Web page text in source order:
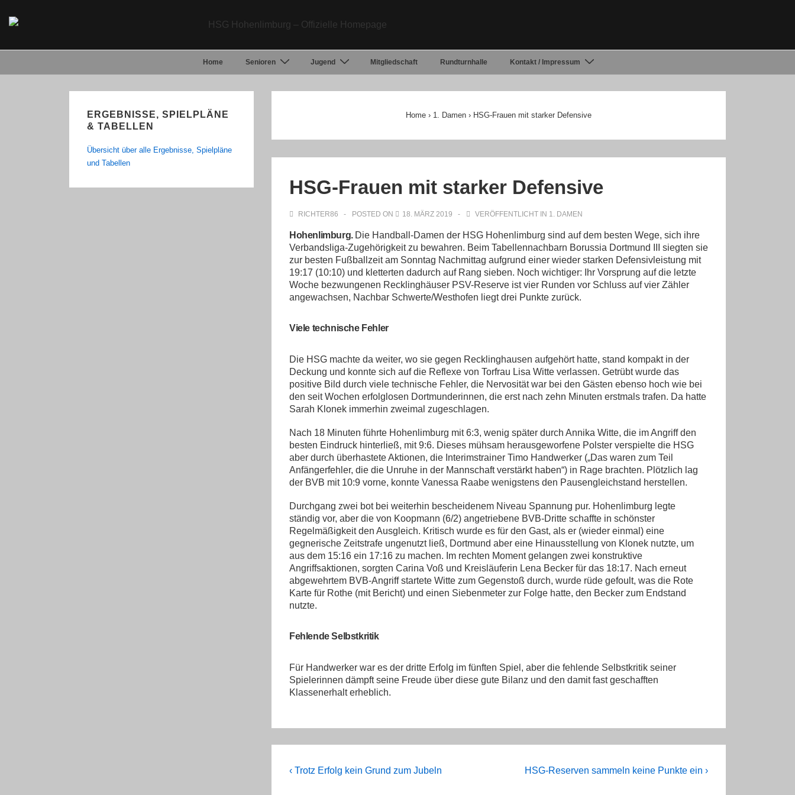
Zum
Navigation
Home Senioren Jugend Mitgliedschaft Rundturnhalle Kontakt / Impressum
Home › 1. Damen › HSG-Frauen mit starker Defensive
HSG-Frauen mit starker Defensive
RICHTER86 POSTED ON 18. MÄRZ 2019 VERÖFFENTLICHT IN 1. DAMEN
Hohenlimburg. Die Handball-Damen der HSG Hohenlimburg sind auf dem besten Wege, sich ihre
Verbandsliga-Zugehörigkeit zu bewahren. Beim Tabellennachbarn Borussia Dortmund III siegten sie
zur besten Fußballzeit am Sonntag Nachmittag aufgrund einer wieder starken Defensivleistung mit
19:17 (10:10) und kletterten dadurch auf Rang sieben. Noch wichtiger: Ihr Vorsprung auf die letzte
Woche bezwungenen Recklinghäuser PSV-Reserve ist vier Runden vor Schluss auf vier Zähler
angewachsen, Nachbar Schwerte/Westhofen liegt drei Punkte zurück.
Viele technische Fehler
Die HSG machte da weiter, wo sie gegen Recklinghausen aufgehört hatte, stand kompakt in der
Deckung und konnte sich auf die Reflexe von Torfrau Lisa Witte verlassen. Getrübt wurde das
positive Bild durch viele technische Fehler, die Nervosität war bei den Gästen ebenso hoch wie bei
den seit Wochen erfolglosen Dortmunderinnen, die erst nach zehn Minuten erstmals trafen. Da hatte
Sarah Klonek immerhin zweimal zugeschlagen.
Nach 18 Minuten führte Hohenlimburg mit 6:3, wenig später durch Annika Witte, die im Angriff den
besten Eindruck hinterließ, mit 9:6. Dieses mühsam herausgeworfene Polster verspielte die HSG
aber durch überhastete Aktionen, die Interimstrainer Timo Handwerker („Das waren zum Teil
Anfängerfehler, die die Unruhe in der Mannschaft verstärkt haben“) in Rage brachten. Plötzlich lag
der BVB mit 10:9 vorne, konnte Vanessa Raabe wenigstens den Pausengleichstand herstellen.
Durchgang zwei bot bei weiterhin bescheidenem Niveau Spannung pur. Hohenlimburg legte
ständig vor, aber die von Koopmann (6/2) angetriebene BVB-Dritte schaffte in schönster
Regelmäßigkeit den Ausgleich. Kritisch wurde es für den Gast, als er (wieder einmal) eine
gegnerische Zeitstrafe ungenutzt ließ, Dortmund aber eine Hinausstellung von Klonek nutzte, um
aus dem 15:16 ein 17:16 zu machen. Im rechten Moment gelangen zwei konstruktive
Angriffsaktionen, sorgten Carina Voß und Kreisläuferin Lena Becker für das 18:17. Nach erneut
abgewehrtem BVB-Angriff startete Witte zum Gegenstoß durch, wurde rüde gefoult, was die Rote
Karte für Rothe (mit Bericht) und einen Siebenmeter zur Folge hatte, den Becker zum Endstand
nutzte.
Fehlende Selbstkritik
Für Handwerker war es der dritte Erfolg im fünften Spiel, aber die fehlende Selbstkritik seiner
Spielerinnen dämpft seine Freude über diese gute Bilanz und den damit fast geschafften
Klassenerhalt erheblich.
Beitragsnavigation
Previous
‹ Trotz Erfolg kein Grund zum Jubeln
Next
HSG-Reserven sammeln keine Punkte ein ›
ERGEBNISSE, SPIELPLÄNE
& TABELLEN
Übersicht über alle Ergebnisse, Spielpläne
und Tabellen